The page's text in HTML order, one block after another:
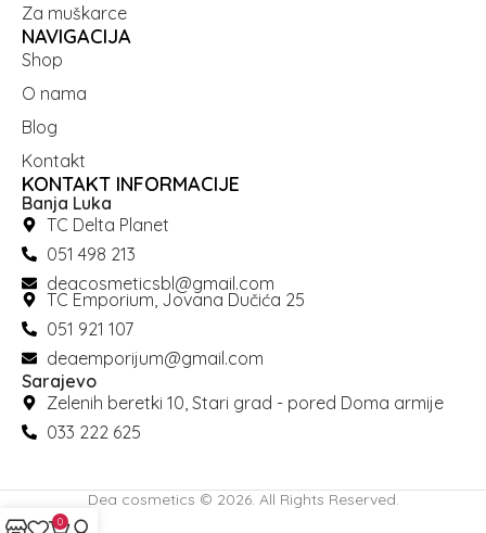
Za muškarce
NAVIGACIJA
Shop
O nama
Blog
Kontakt
KONTAKT INFORMACIJE
Banja Luka
TC Delta Planet
051 498 213
deacosmeticsbl@gmail.com
TC Emporium, Jovana Dučića 25
051 921 107
deaemporijum@gmail.com
Sarajevo
Zelenih beretki 10, Stari grad - pored Doma armije
033 222 625
Dea cosmetics © 2026. All Rights Reserved.
0